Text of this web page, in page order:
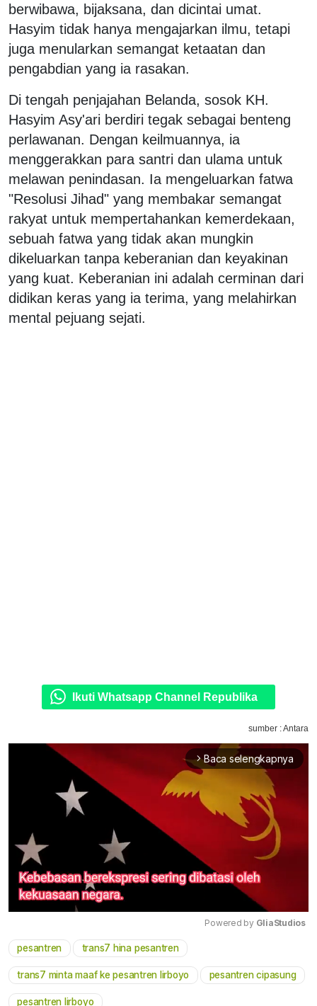
berwibawa, bijaksana, dan dicintai umat.
Hasyim tidak hanya mengajarkan ilmu, tetapi
juga menularkan semangat ketaatan dan
pengabdian yang ia rasakan.
Di tengah penjajahan Belanda, sosok KH.
Hasyim Asy'ari berdiri tegak sebagai benteng
perlawanan. Dengan keilmuannya, ia
menggerakkan para santri dan ulama untuk
melawan penindasan. Ia mengeluarkan fatwa
"Resolusi Jihad" yang membakar semangat
rakyat untuk mempertahankan kemerdekaan,
sebuah fatwa yang tidak akan mungkin
dikeluarkan tanpa keberanian dan keyakinan
yang kuat. Keberanian ini adalah cerminan dari
didikan keras yang ia terima, yang melahirkan
mental pejuang sejati.
Ikuti Whatsapp Channel Republika
sumber : Antara
arrow_forward_ios Baca selengkapnya
Powered by GliaStudios
pesantren trans7 hina pesantren
trans7 minta maaf ke pesantren lirboyo pesantren cipasung
pesantren lirboyo